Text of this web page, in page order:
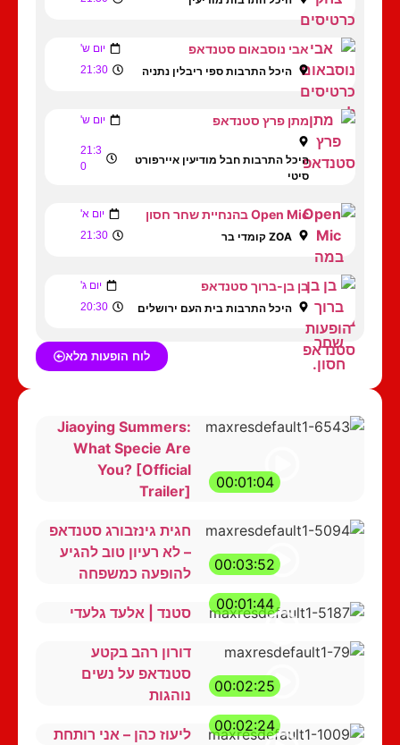
אבי נוסבאום סטנדאפ יום ש'
היכל התרבות ספי ריבלין נתניה 21:30
מתן פרץ סטנדאפ יום ש'
היכל התרבות חבל מודיעין איירפורט
סיטי
21:3
0
Open Mic בהנחיית שחר חסון יום א'
ZOA קומדי בר 21:30
בן בן-ברוך סטנדאפ יום ג'
היכל התרבות בית העם ירושלים 20:30
לוח הופעות מלא
00:01:04
Jiaoying Summers:
What Specie Are
You? [Official
Trailer]
00:03:52
חגית גינזבורג סטנדאפ
– לא רעיון טוב להגיע
להופעה כמשפחה
00:01:44
סטנד | אלעד גלעדי
00:02:25
דורון רהב בקטע
סטנדאפ על נשים
נוהגות
00:02:24
ליעוז כהן – אני רותחת